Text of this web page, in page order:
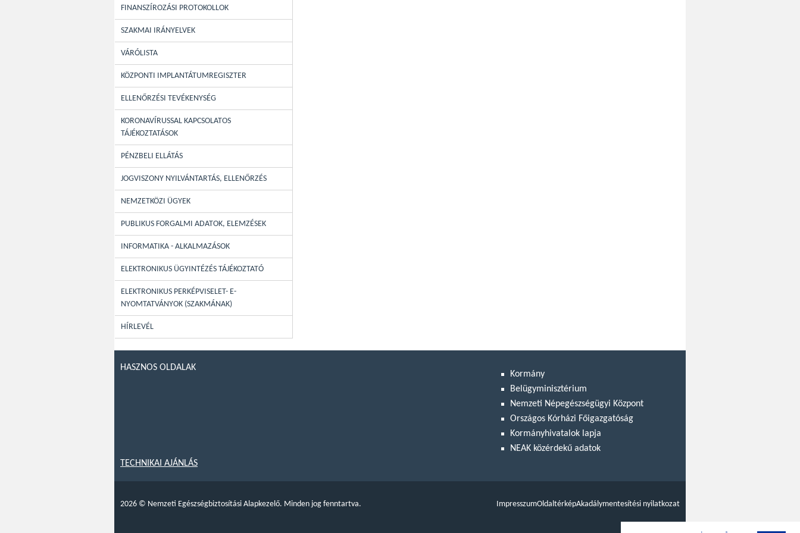
FINANSZÍROZÁSI PROTOKOLLOK
SZAKMAI IRÁNYELVEK
VÁRÓLISTA
KÖZPONTI IMPLANTÁTUMREGISZTER
ELLENŐRZÉSI TEVÉKENYSÉG
KORONAVÍRUSSAL KAPCSOLATOS
TÁJÉKOZTATÁSOK
PÉNZBELI ELLÁTÁS
JOGVISZONY NYILVÁNTARTÁS, ELLENŐRZÉS
NEMZETKÖZI ÜGYEK
PUBLIKUS FORGALMI ADATOK, ELEMZÉSEK
INFORMATIKA - ALKALMAZÁSOK
ELEKTRONIKUS ÜGYINTÉZÉS TÁJÉKOZTATÓ
ELEKTRONIKUS PERKÉPVISELET- E-
NYOMTATVÁNYOK (SZAKMÁNAK)
HÍRLEVÉL
HASZNOS OLDALAK
Kormány
Belügyminisztérium
Nemzeti Népegészségügyi Központ
Országos Kórházi Főigazgatóság
Kormányhivatalok lapja
NEAK közérdekű adatok
TECHNIKAI AJÁNLÁS
2026 © Nemzeti Egészségbiztosítási Alapkezelő. Minden jog fenntartva. ImpresszumOldaltérképAkadálymentesítési nyilatkozat